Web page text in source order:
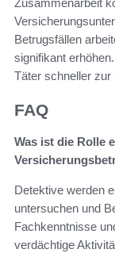
Zusammenarbeit
Betrugsfällen
signifikant
Täter schneller zur
FAQ
Was ist die Rolle
Detektive werden
untersuchen und
Fachkenntnisse
verdächtige